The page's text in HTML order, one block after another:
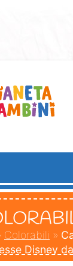
Colorabili »
Disney